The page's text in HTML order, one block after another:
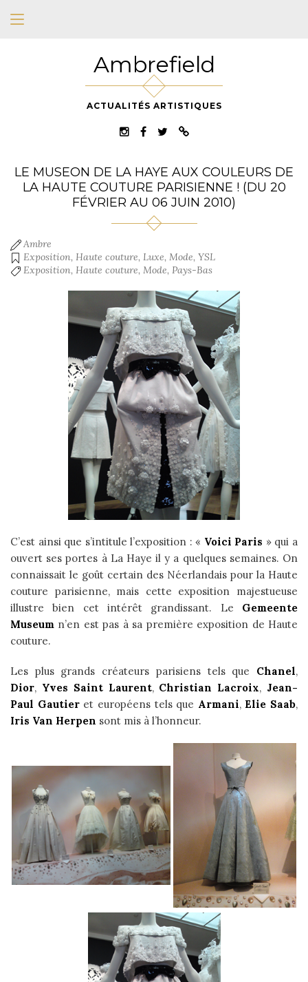
Ambrefield
ACTUALITÉS ARTISTIQUES
LE MUSEON DE LA HAYE AUX COULEURS DE
LA HAUTE COUTURE PARISIENNE ! (DU 20
FÉVRIER AU 06 JUIN 2010)
Ambre
Exposition, Haute couture, Luxe, Mode, YSL
Exposition, Haute couture, Mode, Pays-Bas
C’est ainsi que s’intitule l’exposition : « Voici Paris » qui a
ouvert ses portes à La Haye il y a quelques semaines. On
connaissait le goût certain des Néerlandais pour la Haute
couture parisienne, mais cette exposition majestueuse
illustre bien cet intérêt grandissant. Le Gemeente
Museum n’en est pas à sa première exposition de Haute
couture.
Les plus grands créateurs parisiens tels que Chanel,
Dior, Yves Saint Laurent, Christian Lacroix, Jean-
Paul Gautieret européens tels que Armani, Elie Saab,
Iris Van Herpen sont mis à l’honneur.